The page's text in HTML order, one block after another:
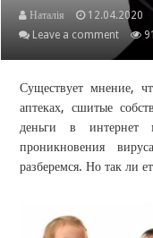
Наталія 12.04.2020
Leave a comment
Существует мнение,
аптеках, сшитые
деньги в интернет
проникновения
разберемся. Но так ли